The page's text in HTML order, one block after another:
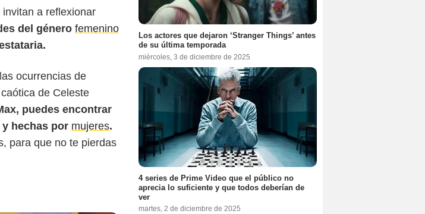
a reflexionar
del género femenino
ocurrencias de
de Celeste
puedes encontrar
hechas por mujeres.
para que no te pierdas
Los actores que dejaron ‘Stranger Things’ antes
de su última temporada
miércoles, 3 de diciembre de 2025
4 series de Prime Video que el público no
aprecia lo suficiente y que todos deberían de
ver
martes, 2 de diciembre de 2025